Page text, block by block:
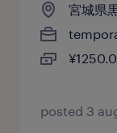
宮城県
posted 3